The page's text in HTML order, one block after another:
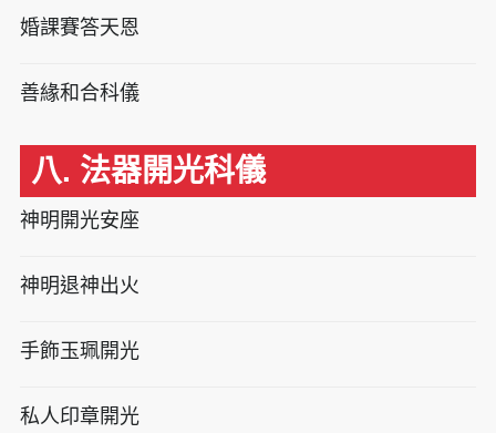
婚課賽答天恩
善緣和合科儀
八. 法器開光科儀
神明開光安座
神明退神出火
手飾玉珮開光
私人印章開光